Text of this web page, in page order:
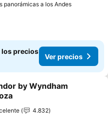
panorámicas a los AndesVer
los precios
Ver precios
a favoritos
by Wyndham
4.832